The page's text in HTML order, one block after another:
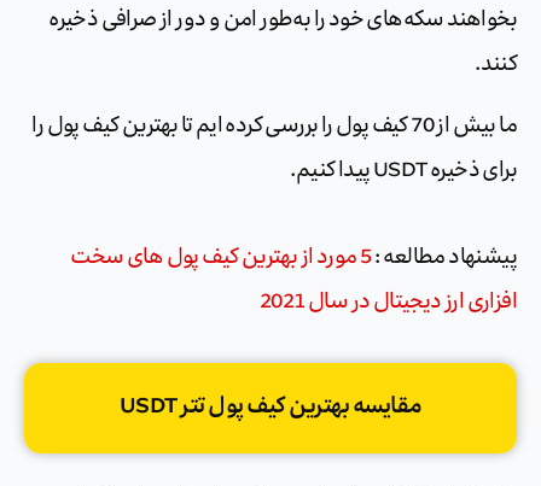
بخواهند سکه‌های خود را به‌طور امن و دور از صرافی ذخیره
کنند.
ما بیش از 70 کیف پول را بررسی کرده ایم تا بهترین کیف پول را
برای ذخیره USDT پیدا کنیم.
پیشنهاد مطالعه : 5 مورد از بهترین کیف پول های سخت
افزاری ارز دیجیتال در سال 2021
مقایسه بهترین کیف پول تتر USDT